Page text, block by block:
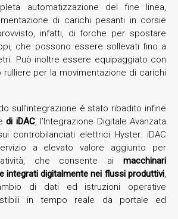
automatizzazione del fine linea,
di carichi pesanti in corsie
infatti, di forche per spostare
che possono essere sollevati fino a
Può inoltre essere equipaggiato con
per la movimentazione di carichi
sull’integrazione è stato ribadito infine
di iDAC, l’Integrazione Digitale Avanzata
controbilanciati elettrici Hyster. iDAC
a elevato valore aggiunto per
che consente ai macchinari
integrati digitalmente nei flussi produttivi,
di dati ed istruzioni operative
in tempo reale da portale ed